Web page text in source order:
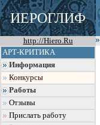
ИЕРОГЛИФ
http://Hiero.Ru
АРТ-КРИТИКА
Информация
Конкурсы
Работы
Отзывы
Прислать работу